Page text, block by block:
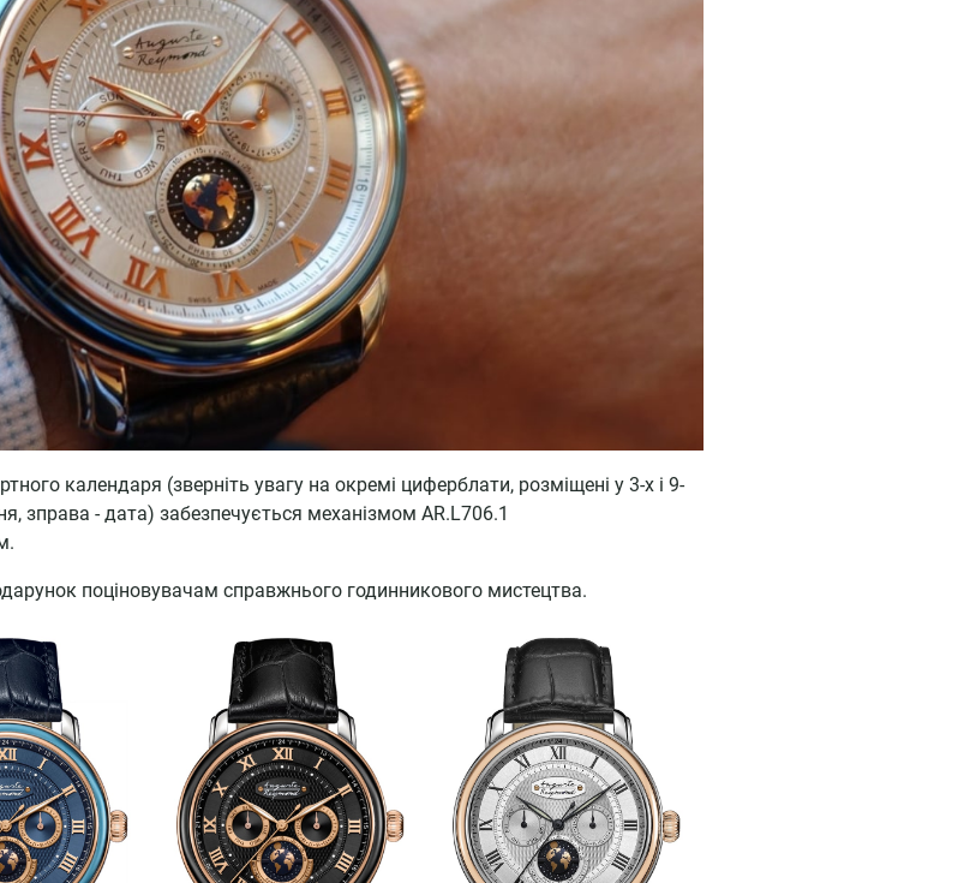
календаря (зверніть увагу на окремі циферблати, розміщені у 3-х і 9-
зправа - дата) забезпечується механізмом AR.L706.1
поціновувачам справжнього годинникового мистецтва.